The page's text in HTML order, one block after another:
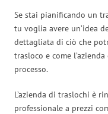
Se stai pianificando un
tu voglia avere un’idea
dettagliata di ciò che
trasloco e come
processo.
L’azienda di traslochi è
professionale a prezzi